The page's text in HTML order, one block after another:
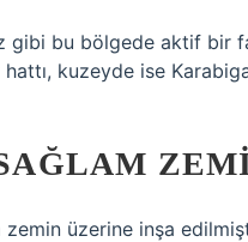
gibi bu bölgede aktif bir
kuzeyde ise
zemin üzerine inşa